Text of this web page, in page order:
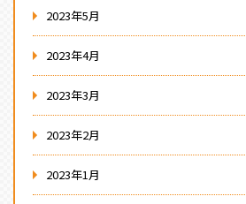
2023年5月
2023年4月
2023年3月
2023年2月
2023年1月